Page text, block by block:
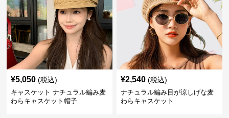
¥5,050 (税込)
キャスケット ナチュラル編み麦
わらキャスケット帽子
¥2,540 (税込)
ナチュラル編み目が涼しげな麦
わらキャスケット